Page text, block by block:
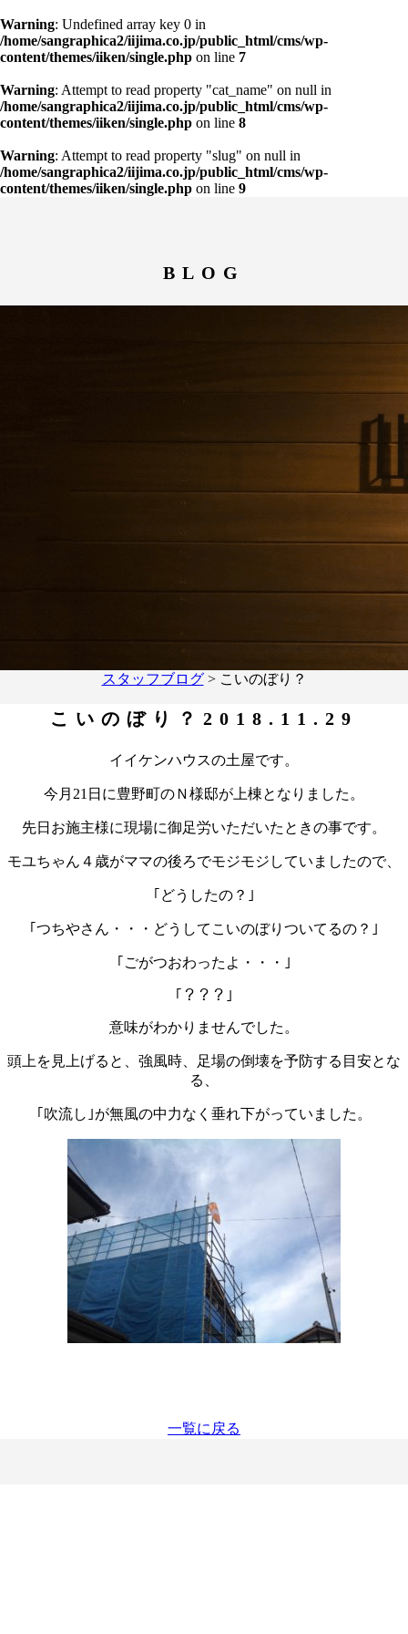
Warning: Undefined array key 0 in
/home/sangraphica2/iijima.co.jp/public_html/cms/wp-
content/themes/iiken/single.php on line 7
Warning: Attempt to read property "cat_name" on null in
/home/sangraphica2/iijima.co.jp/public_html/cms/wp-
content/themes/iiken/single.php on line 8
Warning: Attempt to read property "slug" on null in
/home/sangraphica2/iijima.co.jp/public_html/cms/wp-
content/themes/iiken/single.php on line 9
BLOG
スタッフブログ> こいのぼり？
こいのぼり？ 2018.11.29
イイケンハウスの土屋です。
今月21日に豊野町のＮ様邸が上棟となりました。
先日お施主様に現場に御足労いただいたときの事です。
モユちゃん４歳がママの後ろでモジモジしていましたので、
｢どうしたの？｣
｢つちやさん・・・どうしてこいのぼりついてるの？｣
｢ごがつおわったよ・・・｣
｢？？？｣
意味がわかりませんでした。
頭上を見上げると、強風時、足場の倒壊を予防する目安とな
る、
｢吹流し｣が無風の中力なく垂れ下がっていました。
一覧に戻る